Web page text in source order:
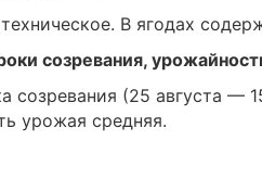
В ягодах
созревания,
созревания (25 августа —
урожая средняя.